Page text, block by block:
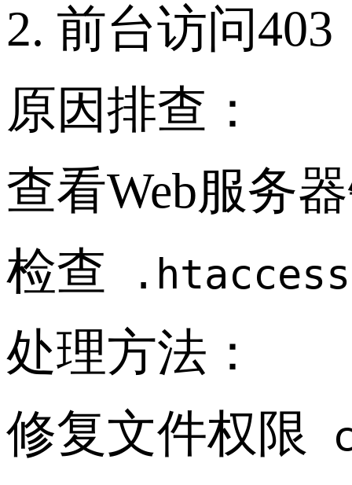
2. 前台访问
原因排查：
查看Web服务
检查 .htaccess
处理方法：
修复文件权限